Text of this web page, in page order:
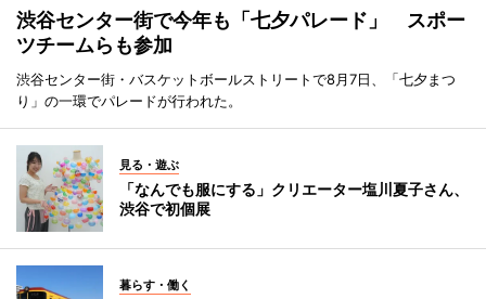
渋谷センター街で今年も「七夕パレード」 スポー
ツチームらも参加
渋谷センター街・バスケットボールストリートで8月7日、「七夕まつ
り」の一環でパレードが行われた。
見る・遊ぶ
「なんでも服にする」クリエーター塩川夏子さん、
渋谷で初個展
暮らす・働く